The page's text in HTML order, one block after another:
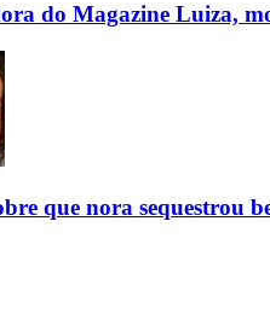
do Magazine Luiza,
que nora sequestrou